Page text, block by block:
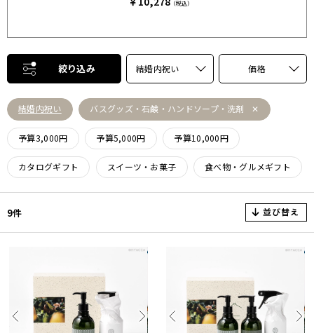
（税込）
絞り込み 結婚内祝い 価格
結婚内祝い バスグッズ・石鹸・ハンドソープ・洗剤
予算3,000円 予算5,000円 予算10,000円
カタログギフト スイーツ・お菓子 食べ物・グルメギフト
9件 並び替え